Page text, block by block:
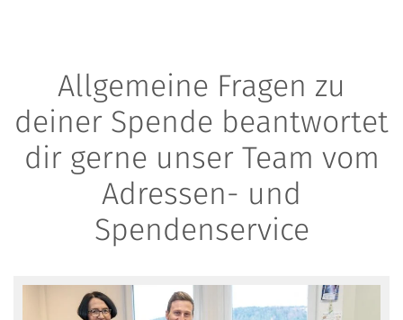
Allgemeine Fragen zu
deiner Spende beantwortet
dir gerne unser Team vom
Adressen- und
Spendenservice